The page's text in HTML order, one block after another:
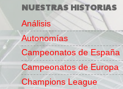
NUESTRAS HISTORIAS
Análisis
Autonomías
Campeonatos de España
Campeonatos de Europa
Champions League